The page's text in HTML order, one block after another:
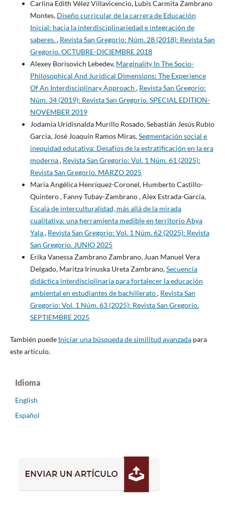
Carlina Edith Vélez Villavicencio, Lubis Carmita Zambrano
Montes, Diseño curricular de la carrera de Educación
Inicial: hacia la interdisciplinariedad e integración de
saberes., Revista San Gregorio: Núm. 28 (2018): Revista San
Gregorio. OCTUBRE-DICIEMBRE 2018
Alexey Borisovich Lebedev, Marginality In The Socio-
Philosophical And Juridical Dimensions: The Experience
Of An Interdisciplinary Approach , Revista San Gregorio:
Núm. 34 (2019): Revista San Gregorio. SPECIAL EDITION-
NOVEMBER 2019
Jodamia Uridisnalda Murillo Rosado, Sebastián Jesús Rubio
García, José Joaquín Ramos Miras,Segmentación social e
inequidad educativa: Desafíos de la estratificación en la era
moderna, Revista San Gregorio: Vol. 1 Núm. 61 (2025):
Revista San Gregorio. MARZO 2025
María Angélica Henríquez-Coronel, Humberto Castillo-
Quintero , Fanny Tubay-Zambrano , Alex Estrada-García,
Escala de interculturalidad, más allá de la mirada
cualitativa: una herramienta medible en territorio Abya
Yala, Revista San Gregorio: Vol. 1 Núm. 62 (2025): Revista
San Gregorio. JUNIO 2025
Erika Vanessa Zambrano Zambrano, Juan Manuel Vera
Delgado, Maritza Irinuska Ureta Zambrano,Secuencia
didáctica interdisciplinaria para fortalecer la educación
ambiental en estudiantes de bachillerato, Revista San
Gregorio: Vol. 1 Núm. 63 (2025): Revista San Gregorio.
SEPTIEMBRE 2025
También puede Iniciar una búsqueda de similitud avanzadapara
este artículo.
Idioma
English
Español